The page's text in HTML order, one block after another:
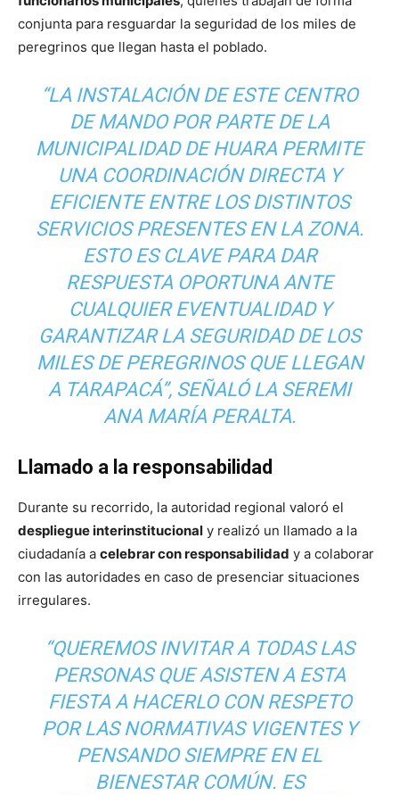
conjunta para resguardar la seguridad de los miles de
peregrinos que llegan hasta el poblado.
“LA INSTALACIÓN DE ESTE CENTRO
DE MANDO POR PARTE DE LA
MUNICIPALIDAD DE HUARA PERMITE
UNA COORDINACIÓN DIRECTA Y
EFICIENTE ENTRE LOS DISTINTOS
SERVICIOS PRESENTES EN LA ZONA.
ESTO ES CLAVE PARA DAR
RESPUESTA OPORTUNA ANTE
CUALQUIER EVENTUALIDAD Y
GARANTIZAR LA SEGURIDAD DE LOS
MILES DE PEREGRINOS QUE LLEGAN
A TARAPACÁ”, SEÑALÓ LA SEREMI
ANA MARÍA PERALTA.
Llamado a la responsabilidad
Durante su recorrido, la autoridad regional valoró el
despliegue interinstitucional y realizó un llamado a la
ciudadanía a celebrar con responsabilidad y a colaborar
con las autoridades en caso de presenciar situaciones
irregulares.
“QUEREMOS INVITAR A TODAS LAS
PERSONAS QUE ASISTEN A ESTA
FIESTA A HACERLO CON RESPETO
POR LAS NORMATIVAS VIGENTES Y
PENSANDO SIEMPRE EN EL
BIENESTAR COMÚN. ES